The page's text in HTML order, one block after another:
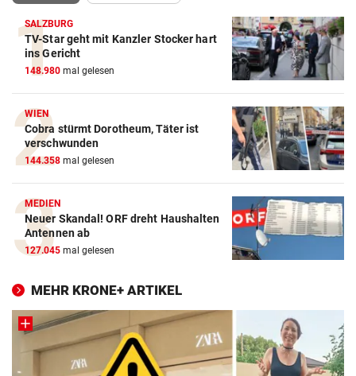
SALZBURG
TV-Star geht mit Kanzler Stocker hart
ins Gericht
148.980 mal gelesen
WIEN
Cobra stürmt Dorotheum, Täter ist
verschwunden
144.358 mal gelesen
MEDIEN
Neuer Skandal! ORF dreht Haushalten
Antennen ab
127.045 mal gelesen
MEHR KRONE+ ARTIKEL